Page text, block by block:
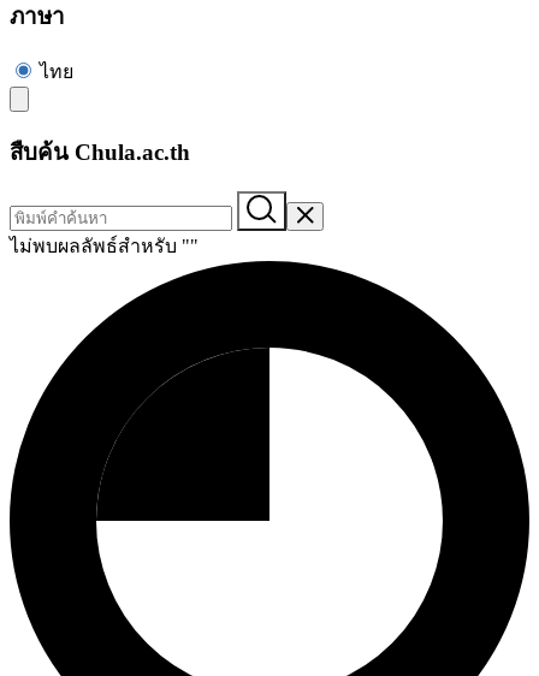
ภาษา
ไทย
สืบค้น Chula.ac.th
ไม่พบผลลัพธ์สำหรับ ""